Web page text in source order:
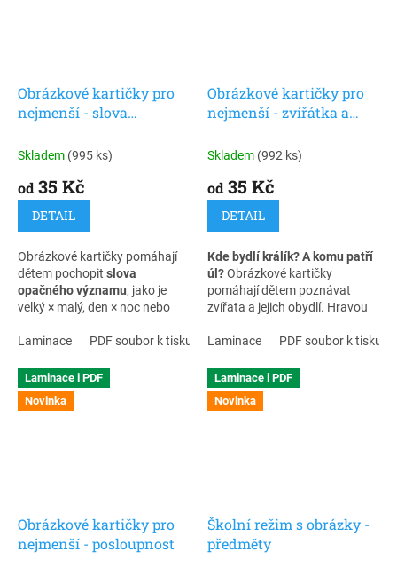
Obrázkové kartičky pro
nejmenší - slova
Skladem (995 ks)
od35 Kč
DETAIL
Obrázkové kartičky pomáhají
dětem pochopit slova
opačného významu, jako je
velký × malý, den × noc nebo
formou rozvíjejí slovní zásobu,
porozumění řeči i logické
myšlení.
Laminace PDF soubor k tisku
Obrázkové kartičky pro
nejmenší - zvířátka a
Skladem (992 ks)
od35 Kč
DETAIL
Kde bydlí králík? A komu patří
úl?Obrázkové kartičky
pomáhají dětem poznávat
zvířata a jejich obydlí. Hravou
porozumění řeči, logické
myšlení i schopnost hledat
souvislosti.
Laminace PDF soubor k tisku
Laminace i PDF
Novinka
Obrázkové kartičky pro
nejmenší - posloupnost
Laminace i PDF
Novinka
Školní režim s obrázky -
předměty